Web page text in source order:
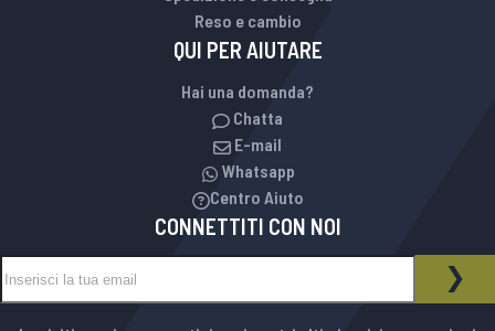
Reso e cambio
QUI PER AIUTARE
Hai una domanda?
Chatta
E-mail
Whatsapp
Centro Aiuto
CONNETTITI CON NOI
NEWSLETTER